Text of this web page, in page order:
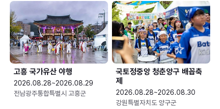
고흥 국가유산 야행
2026.08.28~2026.08.29
전남광주통합특별시 고흥군
국토정중앙 청춘양구 배꼽축
제
2026.08.28~2026.08.30
강원특별자치도 양구군